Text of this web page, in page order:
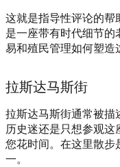
这就是指导性评论的帮
是一座带有时代细节
易和殖民管理如何塑造
拉斯达马斯街
拉斯达马斯街通常被描
历史迷还是只想参观
您花时间。在这里散步
一。